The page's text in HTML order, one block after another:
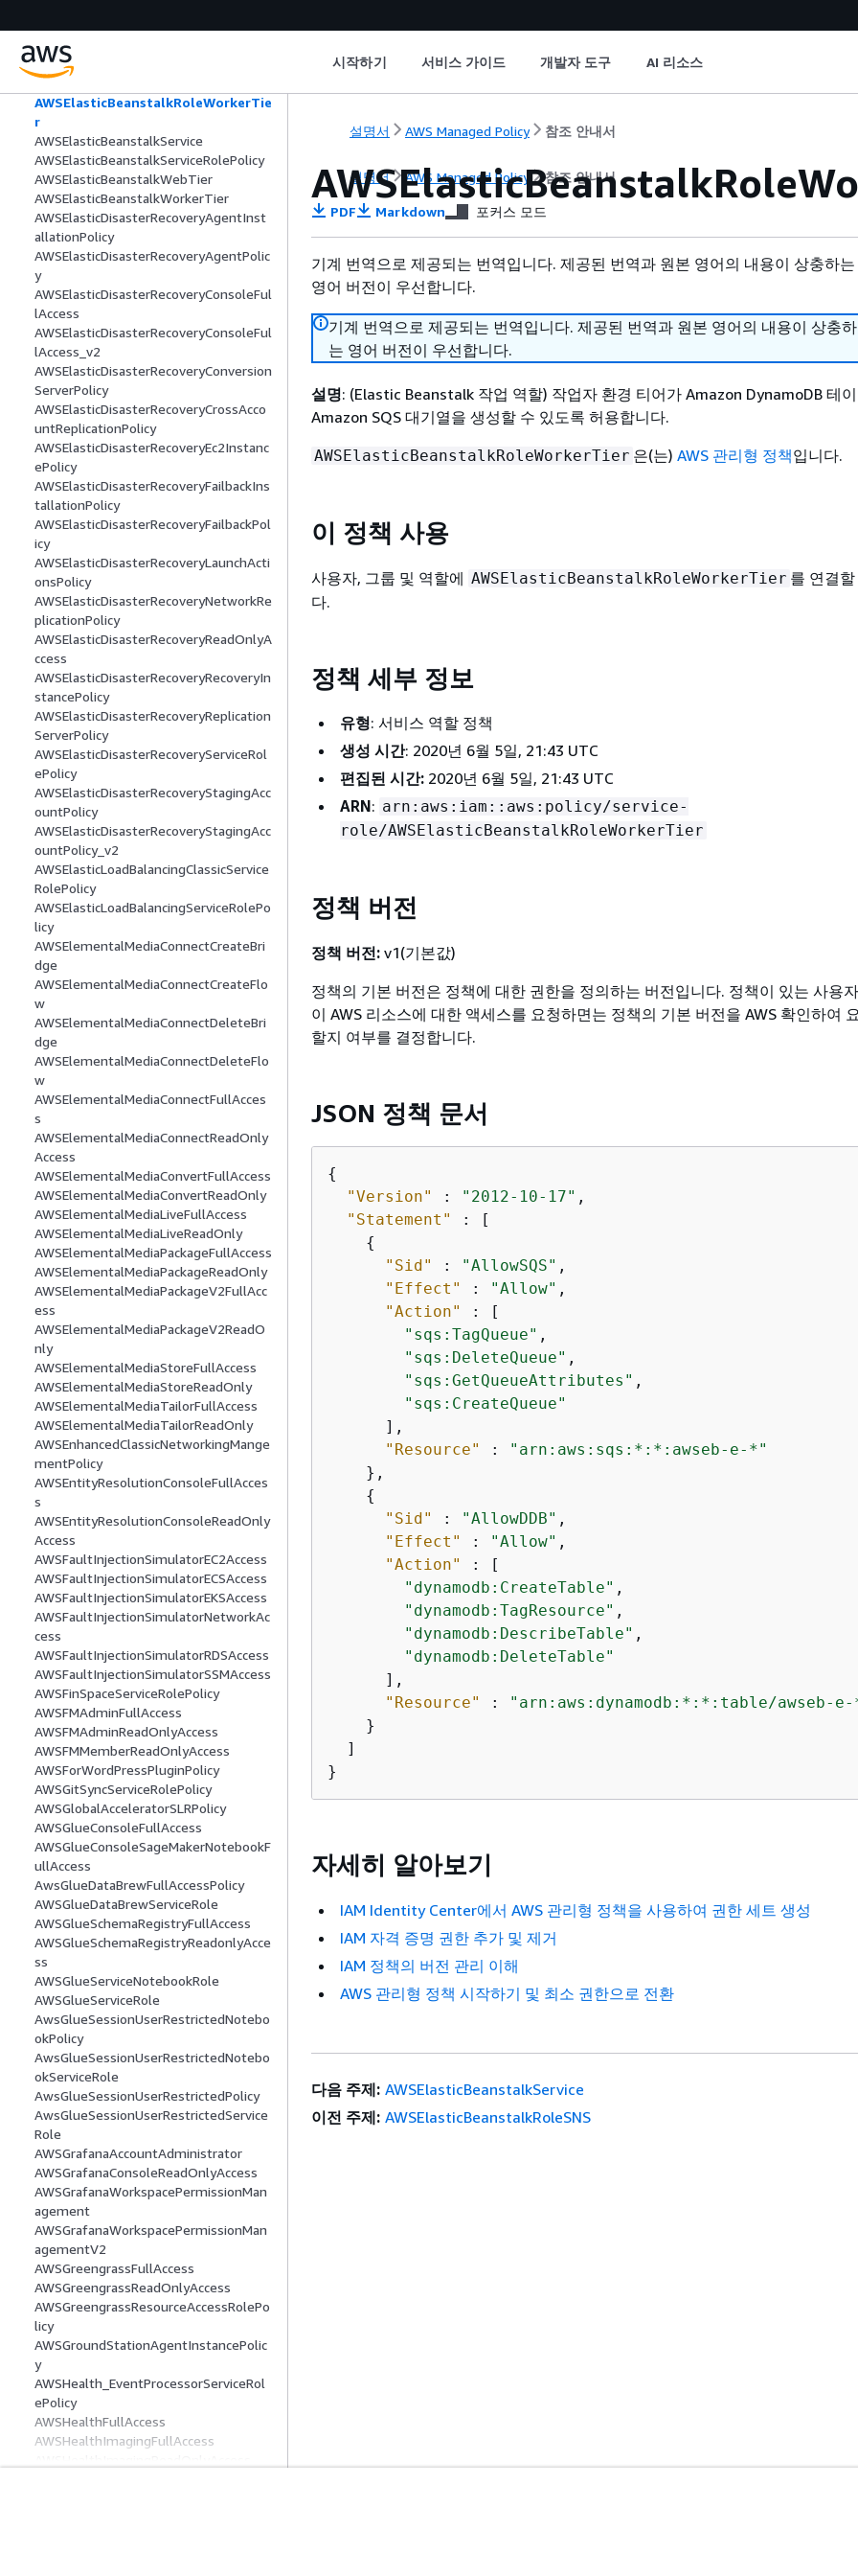
시작하기 서비스 가이드 개발자 도구 AI 리소스
AWSElasticBeanstalkRoleECS
AWSElasticBeanstalkRoleRDS
AWSElasticBeanstalkRoleSNS
AWSElasticBeanstalkRoleWorkerTie
r
AWSElasticBeanstalkService
AWSElasticBeanstalkServiceRolePolicy
AWSElasticBeanstalkWebTier
AWSElasticBeanstalkWorkerTier
AWSElasticDisasterRecoveryAgentInst
allationPolicy
AWSElasticDisasterRecoveryAgentPolic
y
AWSElasticDisasterRecoveryConsoleFul
lAccess
AWSElasticDisasterRecoveryConsoleFul
lAccess_v2
AWSElasticDisasterRecoveryConversion
ServerPolicy
AWSElasticDisasterRecoveryCrossAcco
untReplicationPolicy
AWSElasticDisasterRecoveryEc2Instanc
ePolicy
AWSElasticDisasterRecoveryFailbackIns
tallationPolicy
AWSElasticDisasterRecoveryFailbackPol
icy
AWSElasticDisasterRecoveryLaunchActi
onsPolicy
AWSElasticDisasterRecoveryNetworkRe
plicationPolicy
AWSElasticDisasterRecoveryReadOnlyA
ccess
AWSElasticDisasterRecoveryRecoveryIn
stancePolicy
AWSElasticDisasterRecoveryReplication
ServerPolicy
AWSElasticDisasterRecoveryServiceRol
ePolicy
AWSElasticDisasterRecoveryStagingAcc
ountPolicy
AWSElasticDisasterRecoveryStagingAcc
ountPolicy_v2
AWSElasticLoadBalancingClassicService
RolePolicy
AWSElasticLoadBalancingServiceRolePo
licy
AWSElementalMediaConnectCreateBri
dge
AWSElementalMediaConnectCreateFlo
w
AWSElementalMediaConnectDeleteBri
dge
AWSElementalMediaConnectDeleteFlo
w
AWSElementalMediaConnectFullAcces
s
AWSElementalMediaConnectReadOnly
Access
AWSElementalMediaConvertFullAccess
AWSElementalMediaConvertReadOnly
AWSElementalMediaLiveFullAccess
AWSElementalMediaLiveReadOnly
AWSElementalMediaPackageFullAccess
AWSElementalMediaPackageReadOnly
AWSElementalMediaPackageV2FullAcc
ess
AWSElementalMediaPackageV2ReadO
nly
AWSElementalMediaStoreFullAccess
AWSElementalMediaStoreReadOnly
AWSElementalMediaTailorFullAccess
AWSElementalMediaTailorReadOnly
AWSEnhancedClassicNetworkingMange
mentPolicy
AWSEntityResolutionConsoleFullAcces
s
AWSEntityResolutionConsoleReadOnly
Access
AWSFaultInjectionSimulatorEC2Access
AWSFaultInjectionSimulatorECSAccess
AWSFaultInjectionSimulatorEKSAccess
AWSFaultInjectionSimulatorNetworkAc
cess
AWSFaultInjectionSimulatorRDSAccess
AWSFaultInjectionSimulatorSSMAccess
AWSFinSpaceServiceRolePolicy
AWSFMAdminFullAccess
AWSFMAdminReadOnlyAccess
AWSFMMemberReadOnlyAccess
AWSForWordPressPluginPolicy
AWSGitSyncServiceRolePolicy
AWSGlobalAcceleratorSLRPolicy
AWSGlueConsoleFullAccess
AWSGlueConsoleSageMakerNotebookF
ullAccess
AwsGlueDataBrewFullAccessPolicy
AWSGlueDataBrewServiceRole
AWSGlueSchemaRegistryFullAccess
AWSGlueSchemaRegistryReadonlyAcce
ss
AWSGlueServiceNotebookRole
AWSGlueServiceRole
AwsGlueSessionUserRestrictedNotebo
okPolicy
AwsGlueSessionUserRestrictedNotebo
okServiceRole
AwsGlueSessionUserRestrictedPolicy
AwsGlueSessionUserRestrictedService
Role
AWSGrafanaAccountAdministrator
AWSGrafanaConsoleReadOnlyAccess
AWSGrafanaWorkspacePermissionMan
agement
AWSGrafanaWorkspacePermissionMan
agementV2
AWSGreengrassFullAccess
AWSGreengrassReadOnlyAccess
AWSGreengrassResourceAccessRolePo
licy
AWSGroundStationAgentInstancePolic
y
AWSHealth_EventProcessorServiceRol
ePolicy
AWSHealthFullAccess
AWSHealthImagingFullAccess
설명서 AWS Managed Policy 참조 안내서
설명서 AWS Managed Policy 참조 안내서
PDF Markdown 포커스 모드
기계 번역으로 제공되는 번역입니다. 제공된 번역과 원본 영어의 내용이 상충하
영어 버전이 우선합니다.
기계 번역으로 제공되는 번역입니다. 제공된 번역과 원본 영어의 내용이 상충
는 영어 버전이 우선합니다.
설명: (Elastic Beanstalk 작업 역할) 작업자 환경 티어가 Amazon DynamoDB 테
Amazon SQS 대기열을 생성할 수 있도록 허용합니다.
AWSElasticBeanstalkRoleWorkerTier 은(는) AWS 관리형 정책입니다.
이 정책 사용
사용자, 그룹 및 역할에 AWSElasticBeanstalkRoleWorkerTier 를 연결
다.
정책 세부 정보
유형: 서비스 역할 정책
생성 시간: 2020년 6월 5일, 21:43 UTC
편집된 시간: 2020년 6월 5일, 21:43 UTC
ARN: arn:aws:iam::aws:policy/service-
role/AWSElasticBeanstalkRoleWorkerTier
정책 버전
정책 버전: v1(기본값)
정책의 기본 버전은 정책에 대한 권한을 정의하는 버전입니다. 정책이 있는 사용
이 AWS 리소스에 대한 액세스를 요청하면는 정책의 기본 버전을 AWS 확인하여
할지 여부를 결정합니다.
JSON 정책 문서
{
"Version"
: "2012-10-17" ,
"Statement"
: [
{
"Sid"
: "AllowSQS" ,
"Effect"
: "Allow" ,
"Action"
: [
"sqs:TagQueue" ,
"sqs:DeleteQueue" ,
"sqs:GetQueueAttributes" ,
"sqs:CreateQueue"
      ],
"Resource"
:
"arn:aws:sqs:*:*:awseb-e-*"
    },
{
"Sid"
: "AllowDDB" ,
"Effect"
: "Allow" ,
"Action"
: [
"dynamodb:CreateTable" ,
"dynamodb:TagResource" ,
"dynamodb:DescribeTable" ,
"dynamodb:DeleteTable"
      ],
"Resource"
:
"arn:aws:dynamodb:*:*:table/awseb-
    }
  ]
}
자세히 알아보기
IAM Identity Center에서 AWS 관리형 정책을 사용하여 권한 세트 생성
IAM 자격 증명 권한 추가 및 제거
IAM 정책의 버전 관리 이해
AWS 관리형 정책 시작하기 및 최소 권한으로 전환
다음 주제: AWSElasticBeanstalkService
이전 주제: AWSElasticBeanstalkRoleSNS